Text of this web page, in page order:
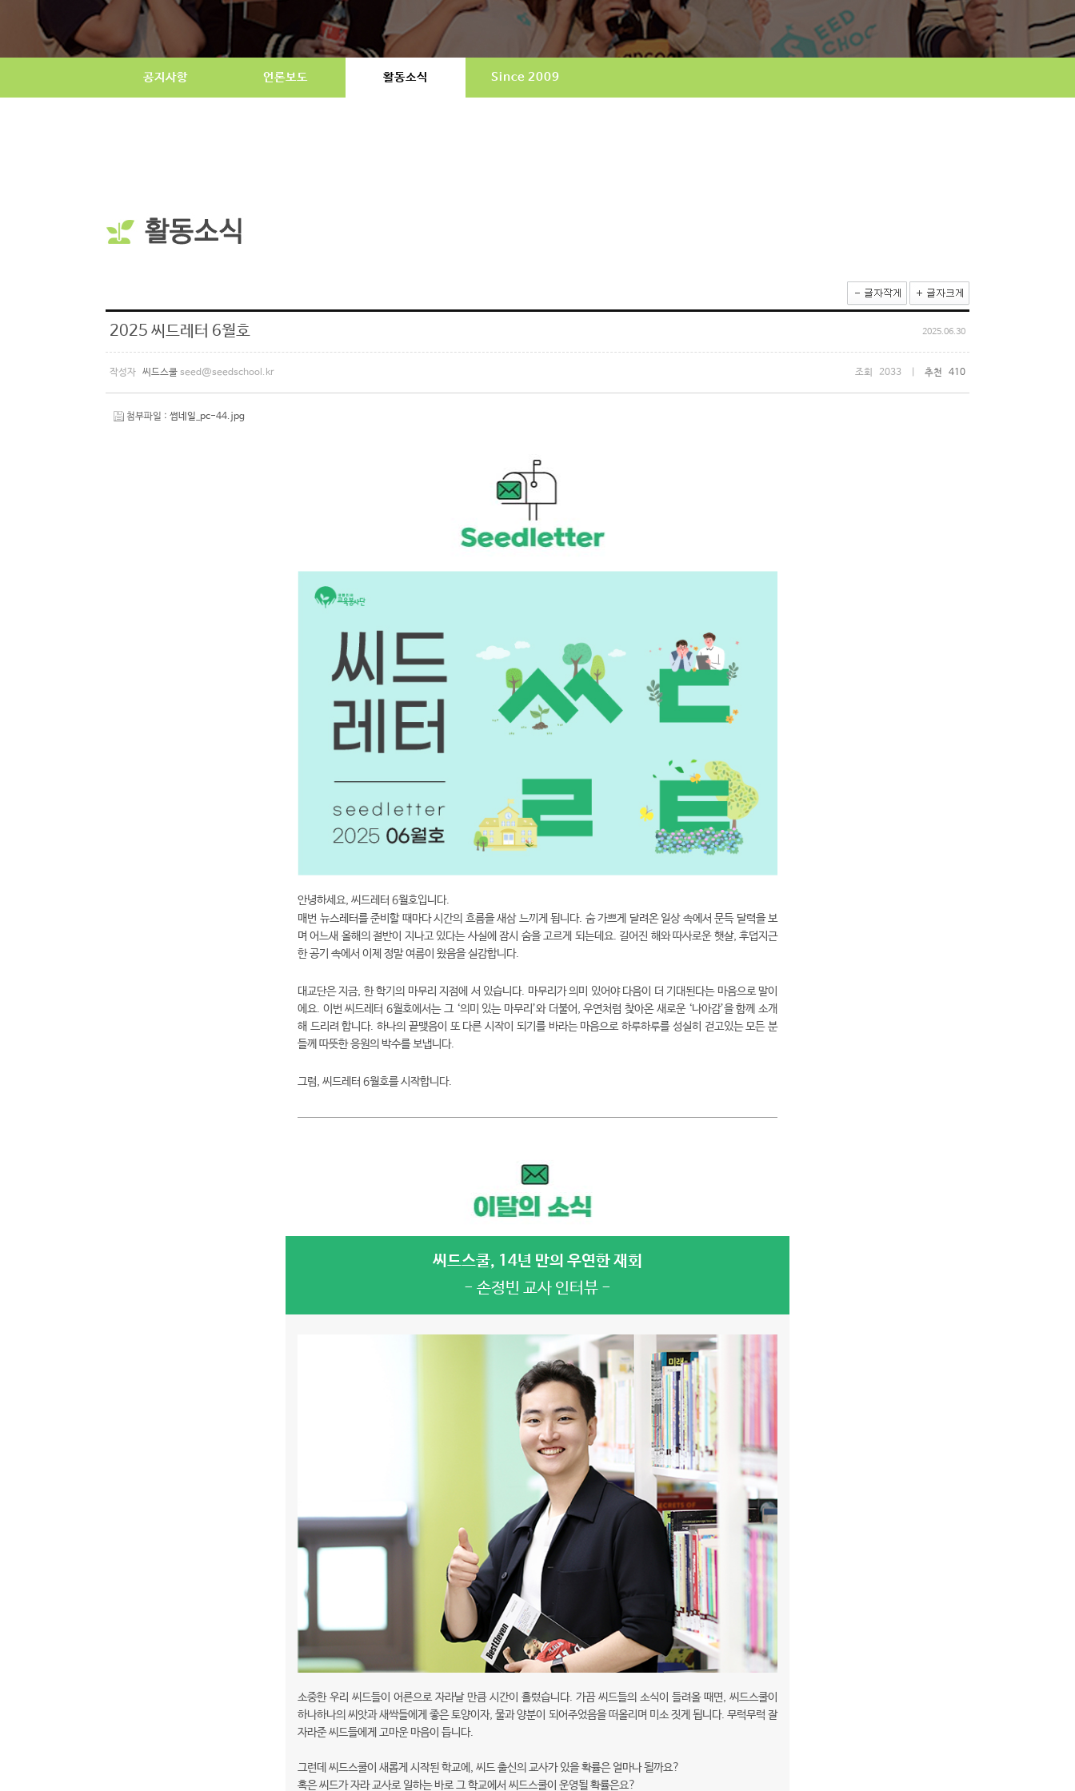
공지사항 언론보도 활동소식 Since 2009
2025 씨드레터 6월호 2025.06.30
작성자 씨드스쿨 seed@seedschool.kr 조회 2033 | 추천 410
첨부파일 : 썸네일_pc-44.jpg
안녕하세요, 씨드레터 6월호입니다.
매번 뉴스레터를 준비할 때마다 시간의 흐름을 새삼 느끼게 됩니다. 숨 가쁘게 달려온 일상 속에서 문득 달력을 보
며 어느새 올해의 절반이 지나고 있다는 사실에 잠시 숨을 고르게 되는데요. 길어진 해와 따사로운 햇살, 후덥지근
한 공기 속에서 이제 정말 여름이 왔음을 실감합니다.
대교단은 지금, 한 학기의 마무리 지점에 서 있습니다. 마무리가 의미 있어야 다음이 더 기대된다는 마음으로 말이
에요. 이번 씨드레터 6월호에서는 그 ‘의미 있는 마무리’와 더불어, 우연처럼 찾아온 새로운 ‘나아감’을 함께 소개
해 드리려 합니다.하나의 끝맺음이 또 다른 시작이 되기를 바라는 마음으로 하루하루를 성실히 걷고있는 모든 분
들께 따뜻한 응원의 박수를 보냅니다.
그럼, 씨드레터 6월호를 시작합니다.
씨드스쿨, 14년 만의 우연한 재회
- 손정빈 교사 인터뷰 -
소중한 우리 씨드들이 어른으로 자라날 만큼 시간이 흘렀습니다. 가끔 씨드들의 소식이 들려올 때면, 씨드스쿨이
하나하나의 씨앗과 새싹들에게 좋은 토양이자, 물과 양분이 되어주었음을 떠올리며 미소 짓게 됩니다. 무럭무럭 잘
자라준 씨드들에게 고마운 마음이 듭니다.
그런데 씨드스쿨이 새롭게 시작된 학교에, 씨드 출신의 교사가 있을 확률은 얼마나 될까요?
혹은 씨드가 자라 교사로 일하는 바로 그 학교에서 씨드스쿨이 운영될 확률은요?